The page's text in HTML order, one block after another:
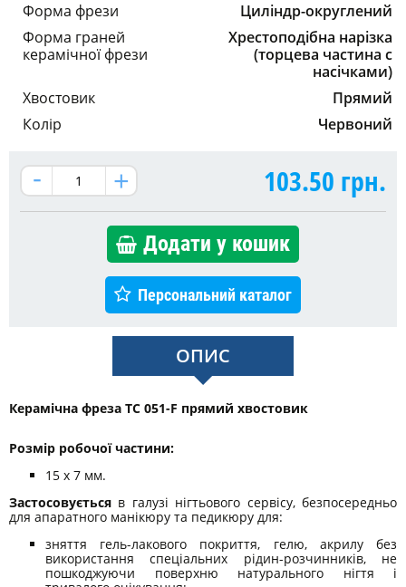
Форма фрези
Циліндр-округлений
Форма граней
керамічної фрези
Хрестоподібна нарізка
(торцева частина с
насічками)
Хвостовик
Прямий
Колір
Червоний
103.50 грн.
Додати у кошик
Персональний каталог
ОПИС
Керамічна фреза TC 051-F прямий хвостовик
Розмір робочої частини:
15 х 7 мм.
Застосовується в галузі нігтьового сервісу, безпосередньо
для апаратного манікюру та педикюру для:
зняття гель-лакового покриття, гелю, акрилу без
використання спеціальних рідин-розчинників, не
пошкоджуючи поверхню натурального нігтя і